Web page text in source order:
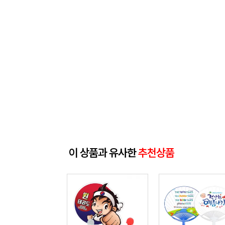
이 상품과 유사한추천상품